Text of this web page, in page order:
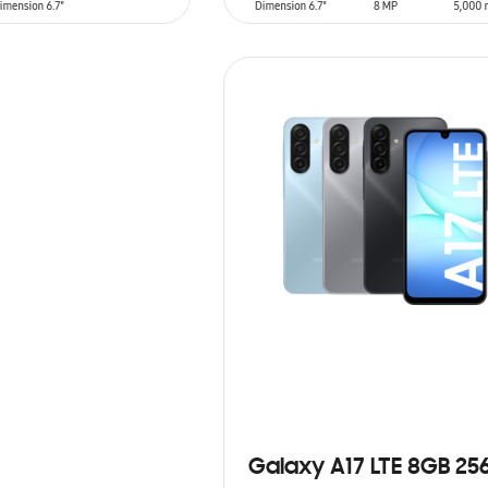
Galaxy A17 LTE 8GB